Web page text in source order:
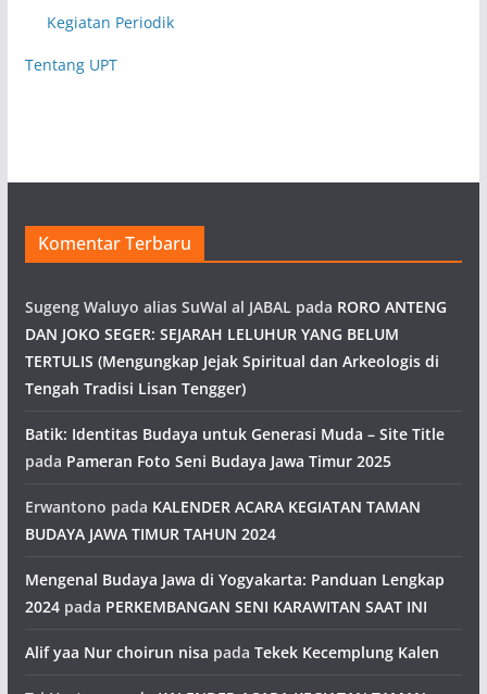
Kegiatan Periodik
Tentang UPT
Komentar Terbaru
Sugeng Waluyo alias SuWal al JABAL pada RORO ANTENG
DAN JOKO SEGER: SEJARAH LELUHUR YANG BELUM
TERTULIS (Mengungkap Jejak Spiritual dan Arkeologis di
Tengah Tradisi Lisan Tengger)
Batik: Identitas Budaya untuk Generasi Muda – Site Title
pada Pameran Foto Seni Budaya Jawa Timur 2025
Erwantono pada KALENDER ACARA KEGIATAN TAMAN
BUDAYA JAWA TIMUR TAHUN 2024
Mengenal Budaya Jawa di Yogyakarta: Panduan Lengkap
2024pada PERKEMBANGAN SENI KARAWITAN SAAT INI
Alif yaa Nur choirun nisa pada Tekek Kecemplung Kalen